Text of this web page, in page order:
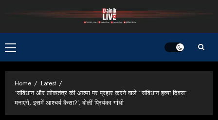
Primary
Menu
Home
Latest
‘संविधान और लोकतंत्र की आत्मा पर प्रहार करने वाले “संविधान हत्या दिवस”
मनाएंगे, इसमें आश्चर्य कैसा?’, बोलीं प्रियंका गांधी